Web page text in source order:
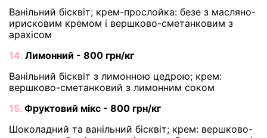
Ванільний бісквіт; крем-прослойка: безе з масляно-
ирисковим кремом і вершково-сметанковим з
арахісом
14. Лимонний - 800 грн/кг
Ванільний бісквіт з лимонною цедрою; крем:
вершково-сметанковий з лимонним соком
15. Фруктовий мікс - 800 грн/кг
Шоколадний та ванільний бісквіт; крем: вершково-